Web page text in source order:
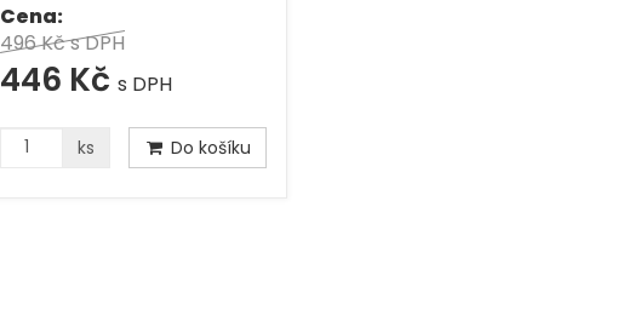
Cena:
496 Kčs DPH
446 Kč s DPH
ks Do košíku